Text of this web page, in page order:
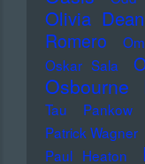
Olivia Dean
Romero
Oskar Sala
Osbourne
Tau
Pankow
Patrick Wagner
Paul Heaton